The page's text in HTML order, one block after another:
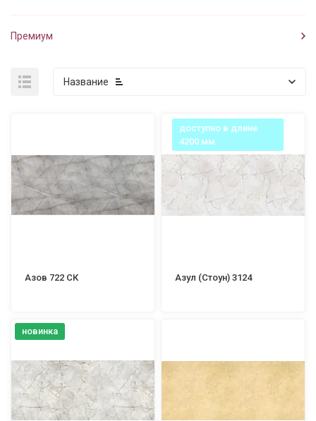
Премиум
Название
Азов 722 СК
доступно в длине
4200 мм
Азул (Стоун) 3124
новинка